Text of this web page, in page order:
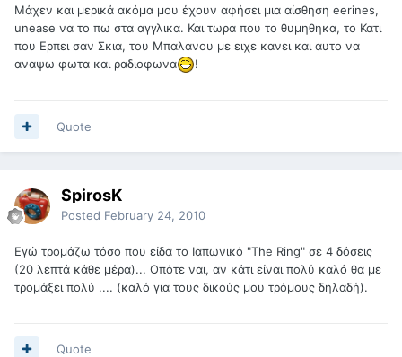
Μάχεν και μερικά ακόμα μου έχουν αφήσει μια αίσθηση eerines,
unease να το πω στα αγγλικα. Και τωρα που το θυμηθηκα, το Κατι
που Ερπει σαν Σκια, του Μπαλανου με ειχε κανει και αυτο να
αναψω φωτα και ραδιοφωνα
!
Quote
SpirosK
Posted February 24, 2010
Εγώ τρομάζω τόσο που είδα το Ιαπωνικό "The Ring" σε 4 δόσεις
(20 λεπτά κάθε μέρα)... Οπότε ναι, αν κάτι είναι πολύ καλό θα με
τρομάξει πολύ .... (καλό για τους δικούς μου τρόμους δηλαδή).
Quote